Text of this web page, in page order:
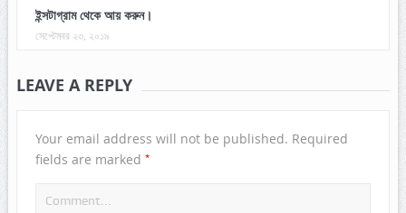
ইন্সটাগ্রাম থেকে আয় করুন।
সেপ্টেম্বর ২৩, ২০১৯
LEAVE A REPLY
Your email address will not be published. Required
fields are marked *